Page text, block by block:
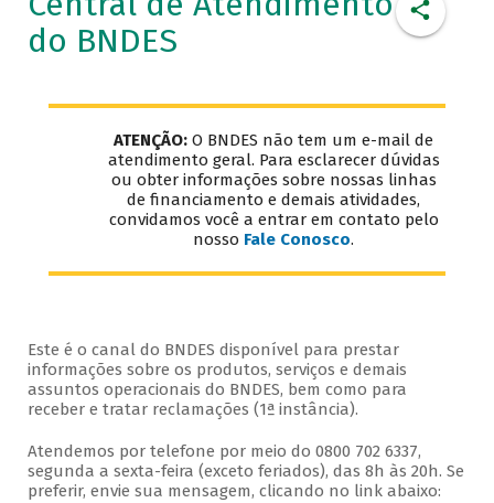
do BNDES
ATENÇÃO: O BNDES não tem um e-mail de
atendimento geral. Para esclarecer dúvidas
ou obter informações sobre nossas linhas
de financiamento e demais atividades,
convidamos você a entrar em contato pelo
nosso Fale Conosco.
Este é o canal do BNDES disponível para prestar
informações sobre os produtos, serviços e demais
assuntos operacionais do BNDES, bem como para
receber e tratar reclamações (1ª instância).
Atendemos por telefone por meio do 0800 702 6337,
segunda a sexta-feira (exceto feriados), das 8h às 20h. Se
preferir, envie sua mensagem, clicando no link abaixo: